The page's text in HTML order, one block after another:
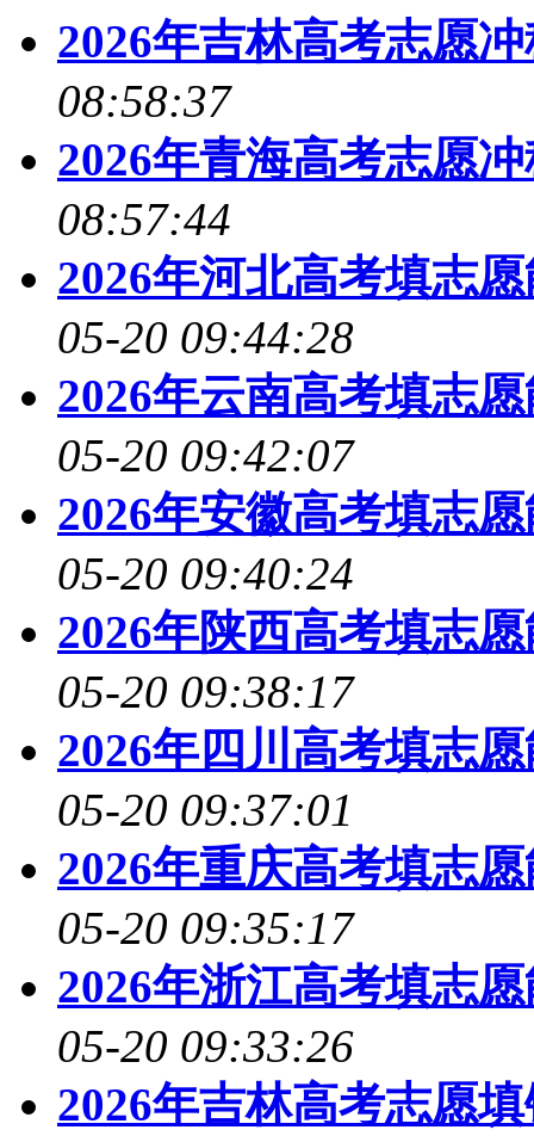
2026年吉林高考志愿
08:58:37
2026年青海高考志愿
08:57:44
2026年河北高考填志
05-20 09:44:28
2026年云南高考填志
05-20 09:42:07
2026年安徽高考填志
05-20 09:40:24
2026年陕西高考填志
05-20 09:38:17
2026年四川高考填志
05-20 09:37:01
2026年重庆高考填志
05-20 09:35:17
2026年浙江高考填志
05-20 09:33:26
2026年吉林高考志愿